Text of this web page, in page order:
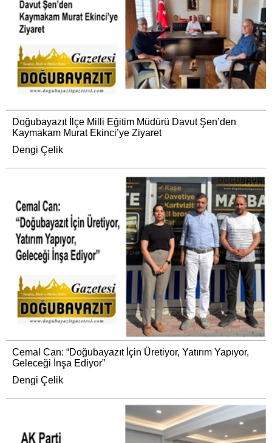
Doğubayazıt İlçe Milli Eğitim Müdürü Davut Şen’den
Kaymakam Murat Ekinci’ye Ziyaret
Dengi Çelik
Cemal Can: “Doğubayazıt İçin Üretiyor, Yatırım Yapıyor,
Geleceği İnşa Ediyor”
Dengi Çelik